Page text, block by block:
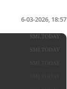
6-03-2026, 18:57